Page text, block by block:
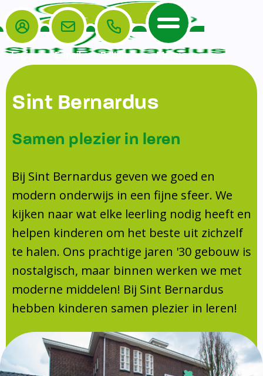
Home
De School
Veiligheidsplan
Onderwijs
Leerlingenraad
Leerlingenzorg
Doorstroomtoets
Jeugdprofessional op school
Centrum Jeugd en Gezin
Schoollogopedie
schoolondersteuningsprofiel
Schooltijden
Absentie
Vakanties
Aanmelden
Schoolgids
Gezonde school
Het Team
Ouders
Ouders
Tussenschoolse opvang
Activiteitencommissie (AC)
Medezeggenschapsraad (MR)
Formulieren
Klachtenregeling
Contact
Login E-mail Bellen Menu
Sint Bernardus
Samen plezier in leren
Bij Sint Bernardus geven we goed en
modern onderwijs in een fijne sfeer. We
kijken naar wat elke leerling nodig heeft en
helpen kinderen om het beste uit zichzelf
te halen. Ons prachtige jaren '30 gebouw is
nostalgisch, maar binnen werken we met
moderne middelen! Bij Sint Bernardus
hebben kinderen samen plezier in leren!